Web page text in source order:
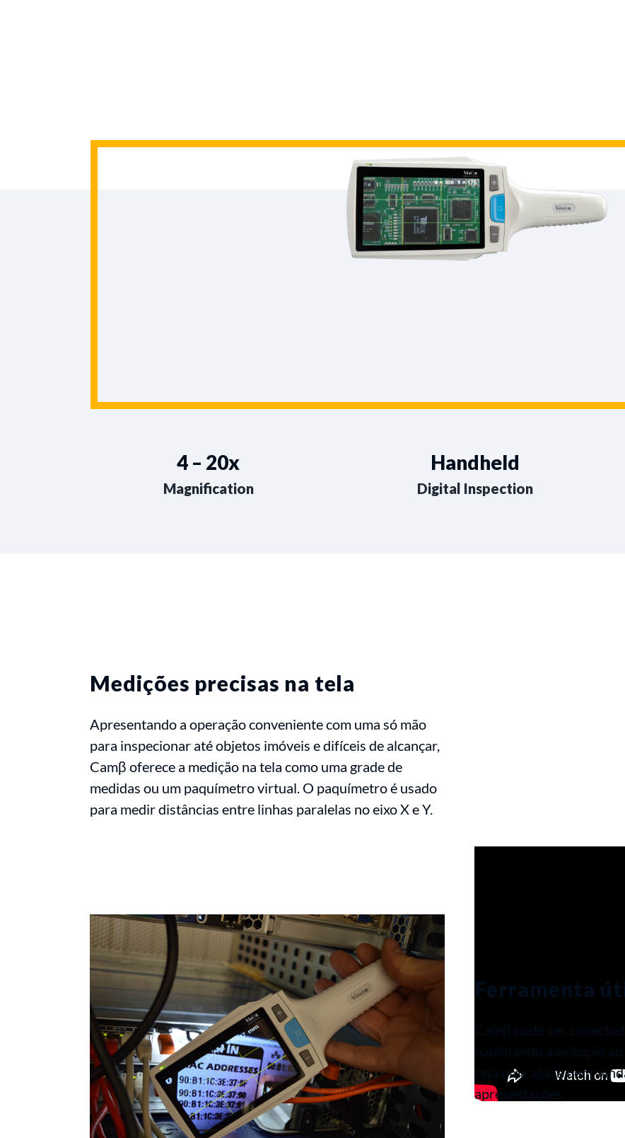
4 – 20x
Magnification
Handheld
Digital Inspection
Medições precisas na tela
Apresentando a operação conveniente com uma só mão
para inspecionar até objetos imóveis e difíceis de alcançar,
Camβ oferece a medição na tela como uma grade de
medidas ou um paquímetro virtual. O paquímetro é usado
para medir distâncias entre linhas paralelas no eixo X e Y.
Ferramenta
Camβ pode ser
habilitando a exibição
seja uma ajuda bem-
apresentações.